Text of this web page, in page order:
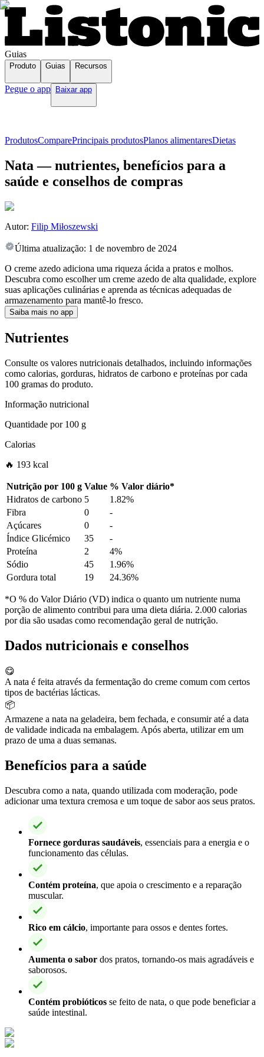
Guias
Produto Guias Recursos
Pegue o app Baixar app
ProdutosComparePrincipais produtosPlanos alimentaresDietas
Nata — nutrientes, benefícios para a
saúde e conselhos de compras
Autor: Filip Miłoszewski
Última atualização: 1 de novembro de 2024
O creme azedo adiciona uma riqueza ácida a pratos e molhos.
Descubra como escolher um creme azedo de alta qualidade, explore
suas aplicações culinárias e aprenda as técnicas adequadas de
armazenamento para mantê-lo fresco.
Saiba mais no app
Nutrientes
Consulte os valores nutricionais detalhados, incluindo informações
como calorias, gorduras, hidratos de carbono e proteínas por cada
100 gramas do produto.
Informação nutricional
Quantidade por100 g
Calorias
🔥 193 kcal
Nutrição por 100 g Value % Valor diário*
Hidratos de carbono 5
1.82%
Fibra
0
-
Açúcares
0
-
Índice Glicémico
35
-
Proteína
2
4%
Sódio
45
1.96%
Gordura total
19 24.36%
*O % do Valor Diário (VD) indica o quanto um nutriente numa
porção de alimento contribui para uma dieta diária. 2.000 calorias
por dia são usadas como recomendação geral de nutrição.
Dados nutricionais e conselhos
😋
A nata é feita através da fermentação do creme comum com certos
tipos de bactérias lácticas.
📦
Armazene a nata na geladeira, bem fechada, e consumir até a data
de validade indicada na embalagem. Após aberta, utilizar em um
prazo de uma a duas semanas.
Benefícios para a saúde
Descubra como a nata, quando utilizada com moderação, pode
adicionar uma textura cremosa e um toque de sabor aos seus pratos.
Fornece gorduras saudáveis, essenciais para a energia e o
funcionamento das células.
Contém proteína, que apoia o crescimento e a reparação
muscular.
Rico em cálcio, importante para ossos e dentes fortes.
Aumenta o sabor dos pratos, tornando-os mais agradáveis e
saborosos.
Contém probióticos se feito de nata, o que pode beneficiar a
saúde intestinal.